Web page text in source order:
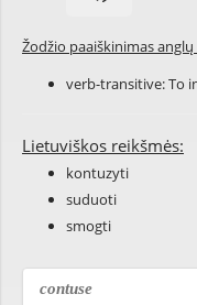
Žodžio paaiškinimas anglų
verb-transitive: To
Lietuviškos reikšmės:
kontuzyti
suduoti
smogti
contuse